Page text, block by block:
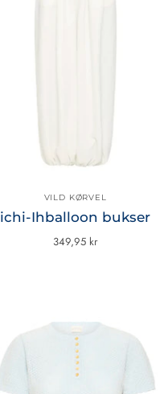
VILD KØRVEL
ichi-Ihballoon bukser
349,95 kr